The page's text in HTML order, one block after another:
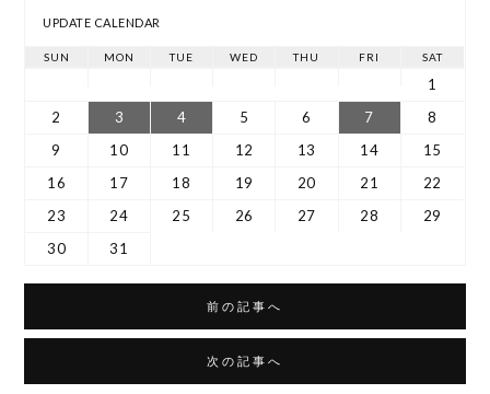
UPDATE CALENDAR
SUN MON TUE WED THU FRI SAT
1
2
3 4 5 6 7
8
9
10 11 12 13 14
15
16
17 18 19 20 21
22
23
24 25 26 27 28
29
30
31
前の記事へ
次の記事へ